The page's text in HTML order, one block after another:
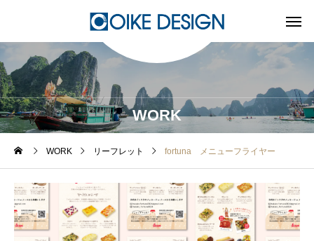
WORK
WORK リーフレット fortuna メニューフライヤー